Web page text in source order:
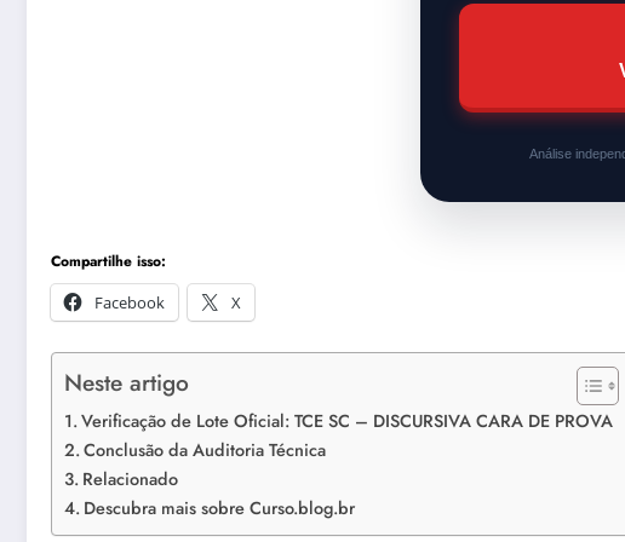
Análise
Compartilhe isso:
Facebook
X
Neste artigo
Verificação de Lote Oficial: TCE SC – DISCURSIVA CARA DE PROVA
Conclusão da Auditoria Técnica
Relacionado
Descubra mais sobre Curso.blog.br